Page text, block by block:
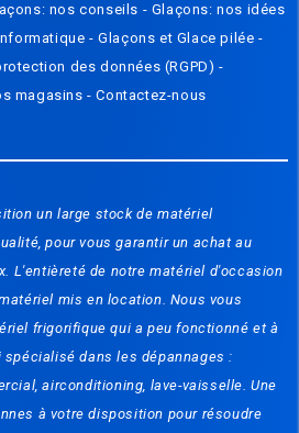
nos conseils - Glaçons: nos idées
-Glaçons et Glace pilée-
des données (RGPD)-
magasins-Contactez-nous
un large stock de matériel
pour vous garantir un achat au
L'entièreté de notre matériel d'occasion
mis en location. Nous vous
frigorifique qui a peu fonctionné et à
dans les dépannages :
airconditioning, lave-vaisselle. Une
à votre disposition pour résoudre